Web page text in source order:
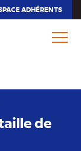
ADHÉRENTS
de